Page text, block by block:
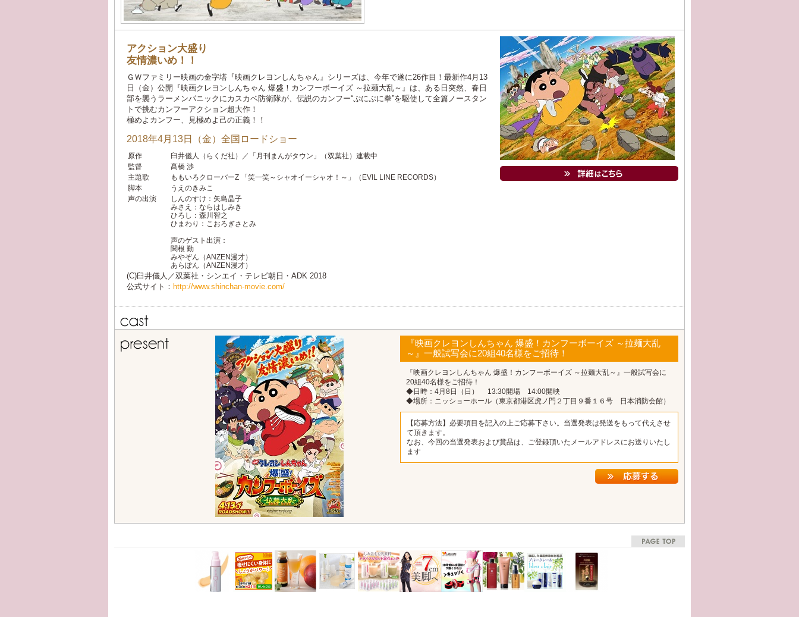
アクション大盛り
友情濃いめ！！
ＧＷファミリー映画の金字塔『映画クレヨンしんちゃん』シリーズは、今年で遂に26作目！最新作4月13
日（金）公開『映画クレヨンしんちゃん 爆盛！カンフーボーイズ ～拉麺大乱～』は、ある日突然、春日
部を襲うラーメンパニックにカスカベ防衛隊が、伝説のカンフー“ぷにぷに拳”を駆使して全篇ノースタン
トで挑むカンフーアクション超大作！
極めよカンフー、見極めよ己の正義！！
2018年4月13日（金）全国ロードショー
原作
臼井儀人（らくだ社）／「月刊まんがタウン」（双葉社）連載中
監督
髙橋 渉
主題歌
ももいろクローバーZ 「笑一笑～シャオイーシャオ！～」（EVIL LINE RECORDS）
脚本
うえのきみこ
声の出演
しんのすけ：矢島晶子
みさえ：ならはしみき
ひろし：森川智之
ひまわり：こおろぎさとみ
声のゲスト出演：
関根 勤
みやぞん（ANZEN漫才）
あらぽん（ANZEN漫才）
(C)臼井儀人／双葉社・シンエイ・テレビ朝日・ADK 2018
公式サイト： http://www.shinchan-movie.com/
『映画クレヨンしんちゃん 爆盛！カンフーボーイズ ～拉麺大乱
～』一般試写会に20組40名様をご招待！
『映画クレヨンしんちゃん 爆盛！カンフーボーイズ ～拉麺大乱～』一般試写会に
20組40名様をご招待！
◆日時：4月8日（日） 13:30開場 14:00開映
◆場所：ニッショーホール（東京都港区虎ノ門２丁目９番１６号 日本消防会館）
【応募方法】必要項目を記入の上ご応募下さい。当選発表は発送をもって代えさせ
て頂きます。
なお、今回の当選発表および賞品は、ご登録頂いたメールアドレスにお送りいたし
ます